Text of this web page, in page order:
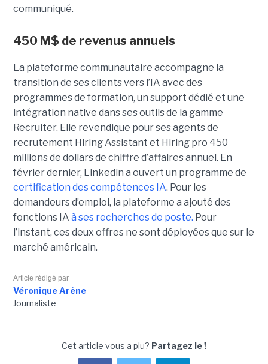
communiqué.
450 M$ de revenus annuels
La plateforme communautaire accompagne la
transition de ses clients vers l’IA avec des
programmes de formation, un support dédié et une
intégration native dans ses outils de la gamme
Recruiter. Elle revendique pour ses agents de
recrutement Hiring Assistant et Hiring pro 450
millions de dollars de chiffre d’affaires annuel. En
février dernier, Linkedin a ouvert un programme de
certification des compétences IA. Pour les
demandeurs d’emploi, la plateforme a ajouté des
fonctions IA à ses recherches de poste. Pour
l’instant, ces deux offres ne sont déployées que sur le
marché américain.
Article rédigé par
Véronique Arène
Journaliste
Cet article vous a plu? Partagez le !